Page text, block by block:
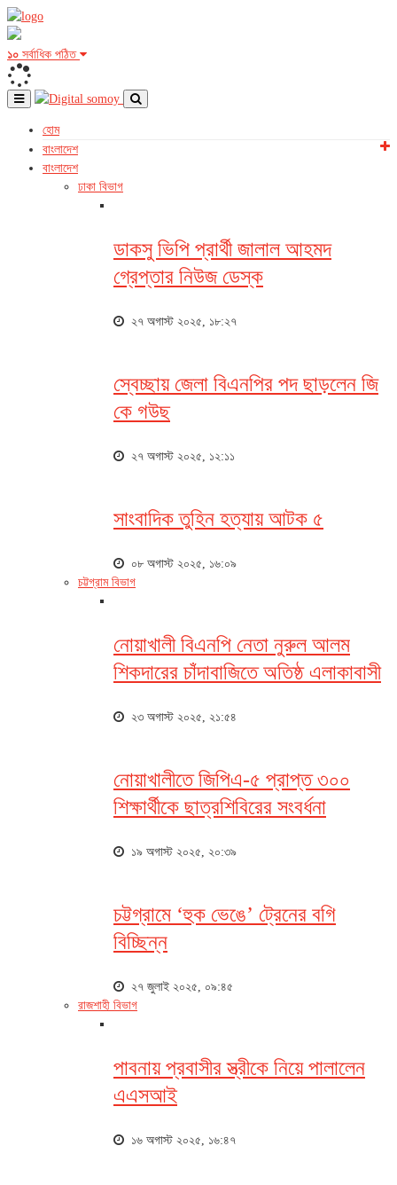
১০ সর্বাধিক পঠিত
হোম
বাংলাদেশ
বাংলাদেশ
ঢাকা বিভাগ
ডাকসু ভিপি প্রার্থী জালাল আহমদ
গ্রেপ্তার নিউজ ডেস্ক
২৭ অগাস্ট ২০২৫, ১৮:২৭
স্বেচ্ছায় জেলা বিএনপির পদ ছাড়লেন জি
কে গউছ
২৭ অগাস্ট ২০২৫, ১২:১১
সাংবাদিক তুহিন হত্যায় আটক ৫
০৮ অগাস্ট ২০২৫, ১৬:০৯
চট্টগ্রাম বিভাগ
নোয়াখালী বিএনপি নেতা নুরুল আলম
শিকদারের চাঁদাবাজিতে অতিষ্ঠ এলাকাবাসী
২৩ অগাস্ট ২০২৫, ২১:৫৪
নোয়াখালীতে জিপিএ-৫ প্রাপ্ত ৩০০
শিক্ষার্থীকে ছাত্রশিবিরের সংবর্ধনা
১৯ অগাস্ট ২০২৫, ২০:৩৯
চট্টগ্রামে ‘হুক ভেঙে’ ট্রেনের বগি
বিচ্ছিন্ন
২৭ জুলাই ২০২৫, ০৯:৪৫
রাজশাহী বিভাগ
পাবনায় প্রবাসীর স্ত্রীকে নিয়ে পালালেন
এএসআই
১৬ অগাস্ট ২০২৫, ১৬:৪৭